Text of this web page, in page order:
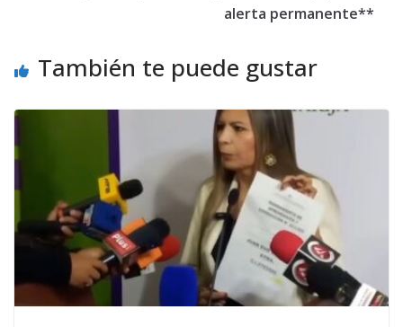
alerta permanente**
También te puede gustar